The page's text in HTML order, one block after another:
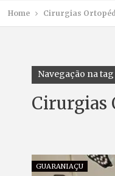
Home Cirurgias
Navegação na tag
Cirurgias
GUARANIAÇU